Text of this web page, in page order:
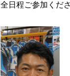
全日程ご参加くだ